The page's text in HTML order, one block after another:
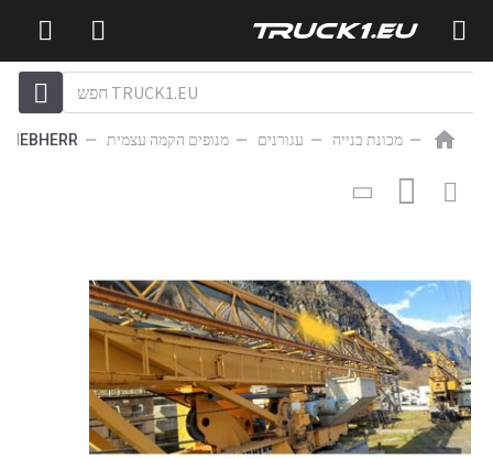
מכונת בנייה עגורנים מנופים הקמה עצמית LIEBHERR
מנוף הקמה עצמית